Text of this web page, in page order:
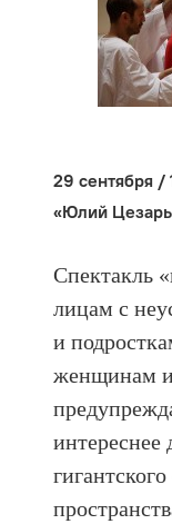
29 сентября /
«Юлий
Спектакль
лицам с
и
женщинам